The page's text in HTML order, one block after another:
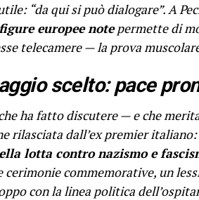
“da qui si può dialogare”. A
europee notepermette di
telecamere — la prova
scelto: pace
ha fatto discutere — e che
rilasciata dall’ex premier italiano:
lotta contro nazismo e
cerimonie commemorative, un
con la linea politica